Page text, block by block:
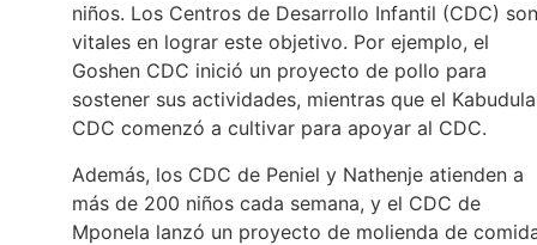
niños. Los Centros de Desarrollo Infantil (CDC) son
vitales en lograr este objetivo. Por ejemplo, el
Goshen CDC inició un proyecto de pollo para
sostener sus actividades, mientras que el Kabudula
CDC comenzó a cultivar para apoyar al CDC.
Además, los CDC de Peniel y Nathenje atienden a
más de 200 niños cada semana, y el CDC de
Mponela lanzó un proyecto de molienda de